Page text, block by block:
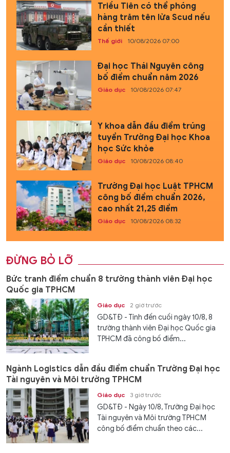
Triều Tiên có thể phóng
hàng trăm tên lửa Scud nếu
cần thiết
Thế giới 10/08/2026 07:00
Đại học Thái Nguyên công
bố điểm chuẩn năm 2026
Giáo dục 10/08/2026 07:47
Y khoa dẫn đầu điểm trúng
tuyển Trường Đại học Khoa
học Sức khỏe
Giáo dục 10/08/2026 08:40
Trường Đại học Luật TPHCM
công bố điểm chuẩn 2026,
cao nhất 21,25 điểm
Giáo dục 10/08/2026 08:32
ĐỪNG BỎ LỠ
Bức tranh điểm chuẩn 8 trường thành viên Đại học
Quốc gia TPHCM
Giáo dục 2 giờ trước
GD&TĐ - Tính đến cuối ngày 10/8, 8
trường thành viên Đại học Quốc gia
TPHCM đã công bố điểm...
Ngành Logistics dẫn đầu điểm chuẩn Trường Đại học
Tài nguyên và Môi trường TPHCM
Giáo dục 3 giờ trước
GD&TĐ - Ngày 10/8, Trường Đại học
Tài nguyên và Môi trường TPHCM
công bố điểm chuẩn theo các...